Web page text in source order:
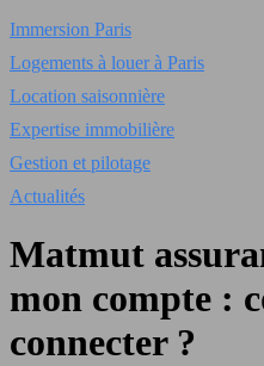
Immersion Paris
Logements à louer à Paris
Location saisonnière
Expertise immobilière
Gestion et pilotage
Actualités
Matmut
mon compte :
connecter ?